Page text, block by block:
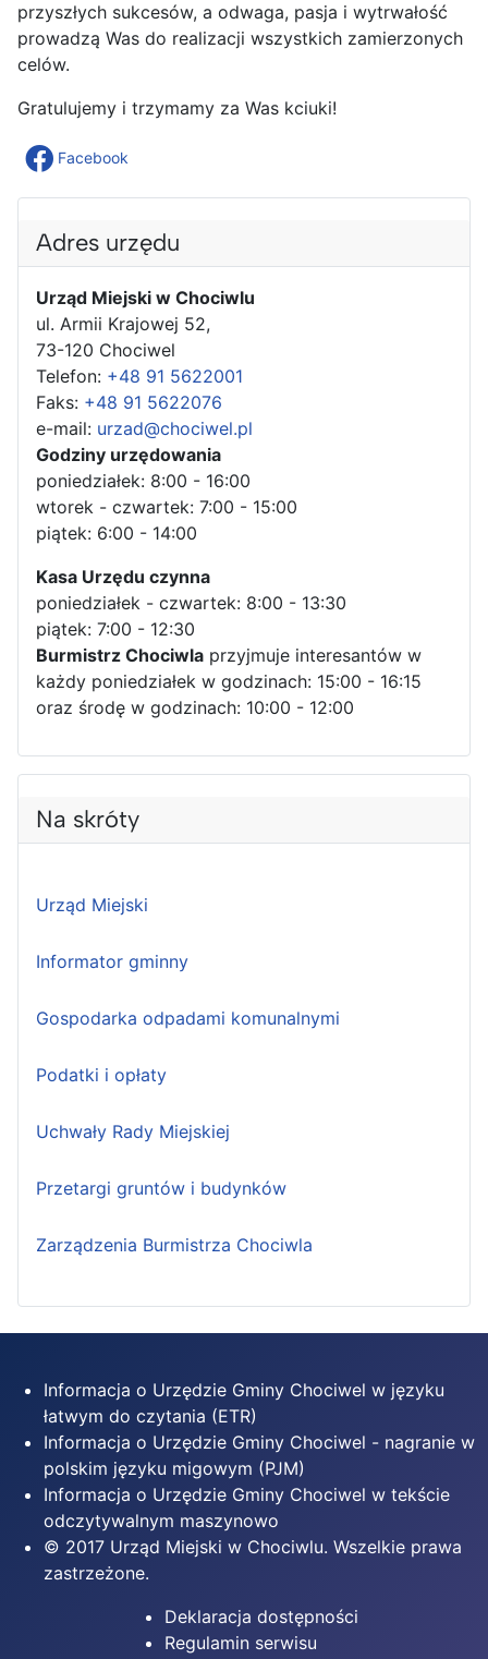
przyszłych sukcesów, a odwaga, pasja i wytrwałość
prowadzą Was do realizacji wszystkich zamierzonych
celów.
Gratulujemy i trzymamy za Was kciuki!
Facebook
Adres urzędu
Urząd Miejski w Chociwlu
ul. Armii Krajowej 52,
73-120 Chociwel
Telefon: +48 91 5622001
Faks: +48 91 5622076
e-mail: urzad@chociwel.pl
Godziny urzędowania
poniedziałek: 8:00 - 16:00
wtorek - czwartek: 7:00 - 15:00
piątek: 6:00 - 14:00
Kasa Urzędu czynna
poniedziałek - czwartek: 8:00 - 13:30
piątek: 7:00 - 12:30
Burmistrz Chociwla przyjmuje interesantów w
każdy poniedziałek w godzinach: 15:00 - 16:15
oraz środę w godzinach: 10:00 - 12:00
Na skróty
Urząd Miejski
Informator gminny
Gospodarka odpadami komunalnymi
Podatki i opłaty
Uchwały Rady Miejskiej
Przetargi gruntów i budynków
Zarządzenia Burmistrza Chociwla
Informacja o Urzędzie Gminy Chociwel w języku
łatwym do czytania (ETR)
Informacja o Urzędzie Gminy Chociwel - nagranie w
polskim języku migowym (PJM)
Informacja o Urzędzie Gminy Chociwel w tekście
odczytywalnym maszynowo
© 2017 Urząd Miejski w Chociwlu. Wszelkie prawa
zastrzeżone.
Deklaracja dostępności
Regulamin serwisu